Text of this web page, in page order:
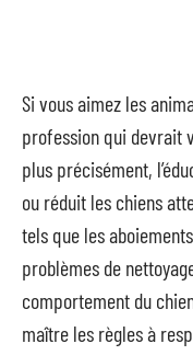
Si vous aimez les
profession qui devrait
plus précisément,
ou réduit les chiens
tels que les
problèmes de
comportement du
maître les règles à